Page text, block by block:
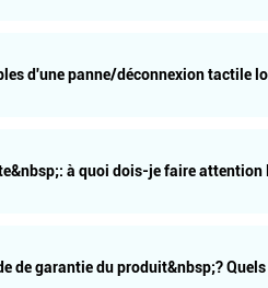
d'une panne/déconnexion tactile
à quoi dois-je faire
de garantie du produit&nbsp;?